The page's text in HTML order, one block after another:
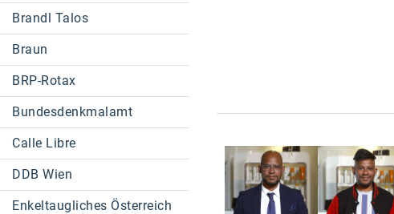
Brandl Talos
Braun
BRP-Rotax
Bundesdenkmalamt
Calle Libre
DDB Wien
Enkeltaugliches Österreich